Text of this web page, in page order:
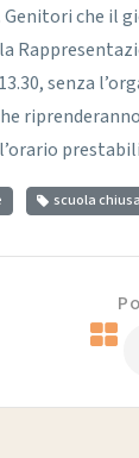
Genitori che il
senza
scuola chiusa